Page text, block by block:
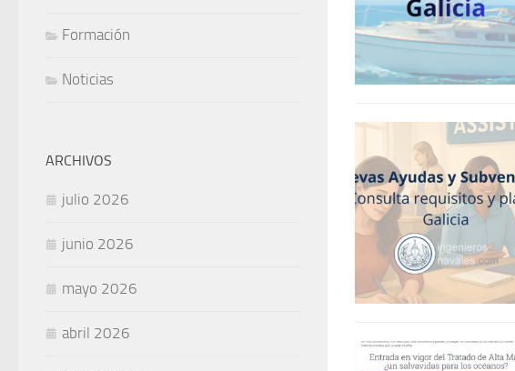
Formación
Noticias
ARCHIVOS
julio 2026
junio 2026
mayo 2026
abril 2026